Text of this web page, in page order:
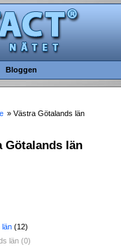
Bloggen
» Västra Götalands län
Götalands län
län (12)
län (0)